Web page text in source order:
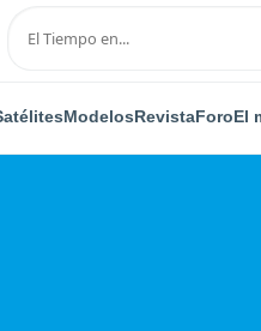
ModelosRevistaForoEl